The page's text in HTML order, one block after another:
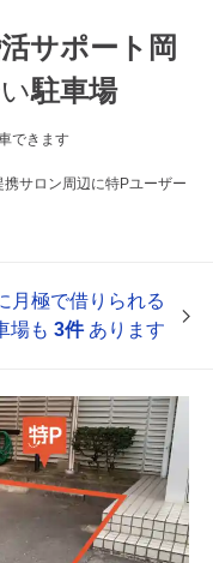
サポート岡
駐車場
できます
サロン周辺に特Pユーザー
月極で借りられる
場も 3件あります